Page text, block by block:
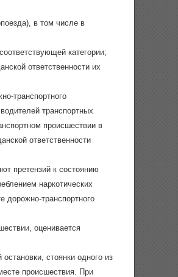
в том числе в
категории;
ответственности их
транспортного
транспортных
происшествии в
ответственности
претензий к состоянию
наркотических
дорожно-транспортного
оценивается
стоянки одного из
происшествия. При